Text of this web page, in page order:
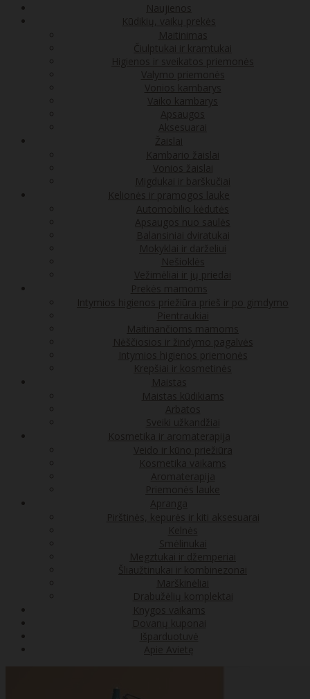
Naujienos
Kūdikių, vaikų prekės
Maitinimas
Čiulptukai ir kramtukai
Higienos ir sveikatos priemonės
Valymo priemonės
Vonios kambarys
Vaiko kambarys
Apsaugos
Aksesuarai
Žaislai
Kambario žaislai
Vonios žaislai
Migdukai ir barškučiai
Kelionės ir pramogos lauke
Automobilio kėdutės
Apsaugos nuo saulės
Balansiniai dviratukai
Mokyklai ir darželiui
Nešioklės
Vežimėliai ir jų priedai
Prekės mamoms
Intymios higienos priežiūra prieš ir po gimdymo
Pientraukiai
Maitinančioms mamoms
Nėščiosios ir žindymo pagalvės
Intymios higienos priemonės
Krepšiai ir kosmetinės
Maistas
Maistas kūdikiams
Arbatos
Sveiki užkandžiai
Kosmetika ir aromaterapija
Veido ir kūno priežiūra
Kosmetika vaikams
Aromaterapija
Priemonės lauke
Apranga
Pirštinės, kepurės ir kiti aksesuarai
Kelnės
Smėlinukai
Megztukai ir džemperiai
Šliaužtinukai ir kombinezonai
Marškinėliai
Drabužėlių komplektai
Knygos vaikams
Dovanų kuponai
Išparduotuvė
Apie Avietę